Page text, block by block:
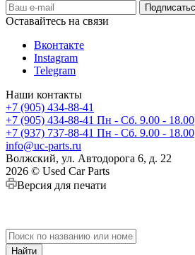
Оставайтесь на связи
Вконтакте
Instagram
Telegram
Наши контакты
+7 (905) 434-88-41
+7 (905) 434-88-41 Пн - Сб. 9.00 - 18.00
+7 (937) 737-88-41 Пн - Сб. 9.00 - 18.00
info@uc-parts.ru
Волжский, ул. Автодорога 6, д. 22
2026 © Used Car Parts
Версия для печати
Найти